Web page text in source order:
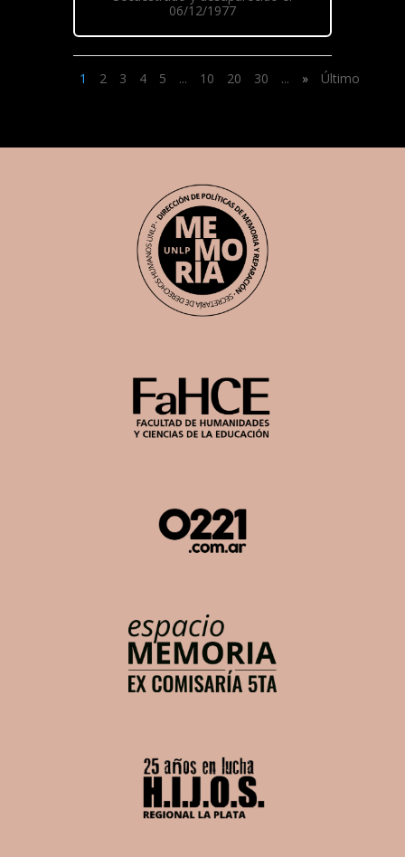
06/12/1977
1 2 3 4 5 ... 10 20 30 ... » Último